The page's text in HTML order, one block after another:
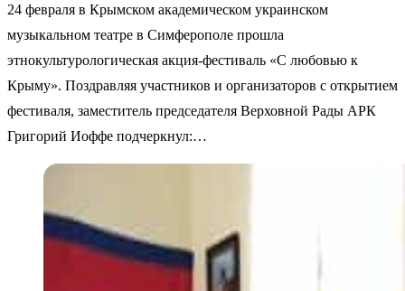
24 февраля в Крымском академическом украинском
музыкальном театре в Симферополе прошла
этнокультурологическая акция-фестиваль «С любовью к
Крыму». Поздравляя участников и организаторов с открытием
фестиваля, заместитель председателя Верховной Рады АРК
Григорий Иоффе подчеркнул:…